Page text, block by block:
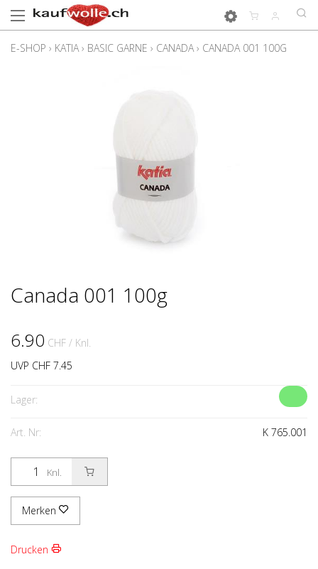
E-SHOP › KATIA › BASIC GARNE › CANADA › CANADA 001 100G
Canada 001 100g
6.90 CHF / Knl.
UVP CHF 7.45
Lager:
Art. Nr: K 765.001
Knl.
Merken
Drucken